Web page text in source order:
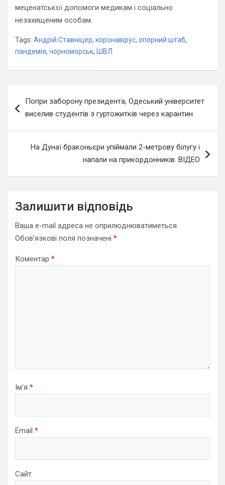
меценатської допомоги медикам і соціально
незахищеним особам.
Tags: Андрій Ставніцер, коронавірус, опорний штаб,
пандемія, чорноморськ, ШВЛ
записів
Попри заборону президента, Одеський університет
виселив студентів з гуртожитків через карантин
На Дунаї браконьєри упіймали 2-метрову білугу і
напали на прикордонників. ВІДЕО
Залишити відповідь
Ваша e-mail адреса не оприлюднюватиметься.
Обов’язкові поля позначені *
Коментар *
Ім'я *
Email *
Сайт